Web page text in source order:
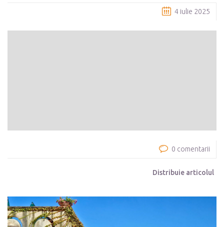
4 iulie 2025
0 comentarii
Distribuie articolul